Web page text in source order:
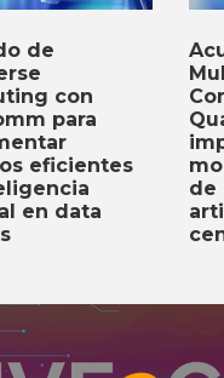
de
con
para
eficientes
en data
de